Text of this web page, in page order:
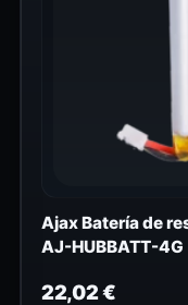
Ajax Batería de
AJ-HUBBATT-4G
22,02€